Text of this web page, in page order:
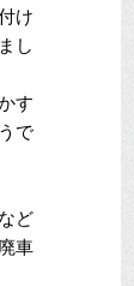
け
し
す
で
ど
車